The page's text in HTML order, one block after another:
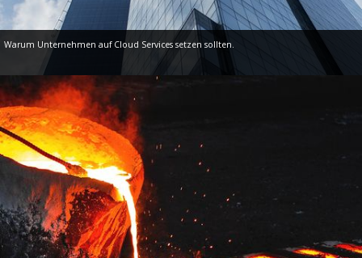
Warum Unternehmen auf Cloud Services setzen sollten.